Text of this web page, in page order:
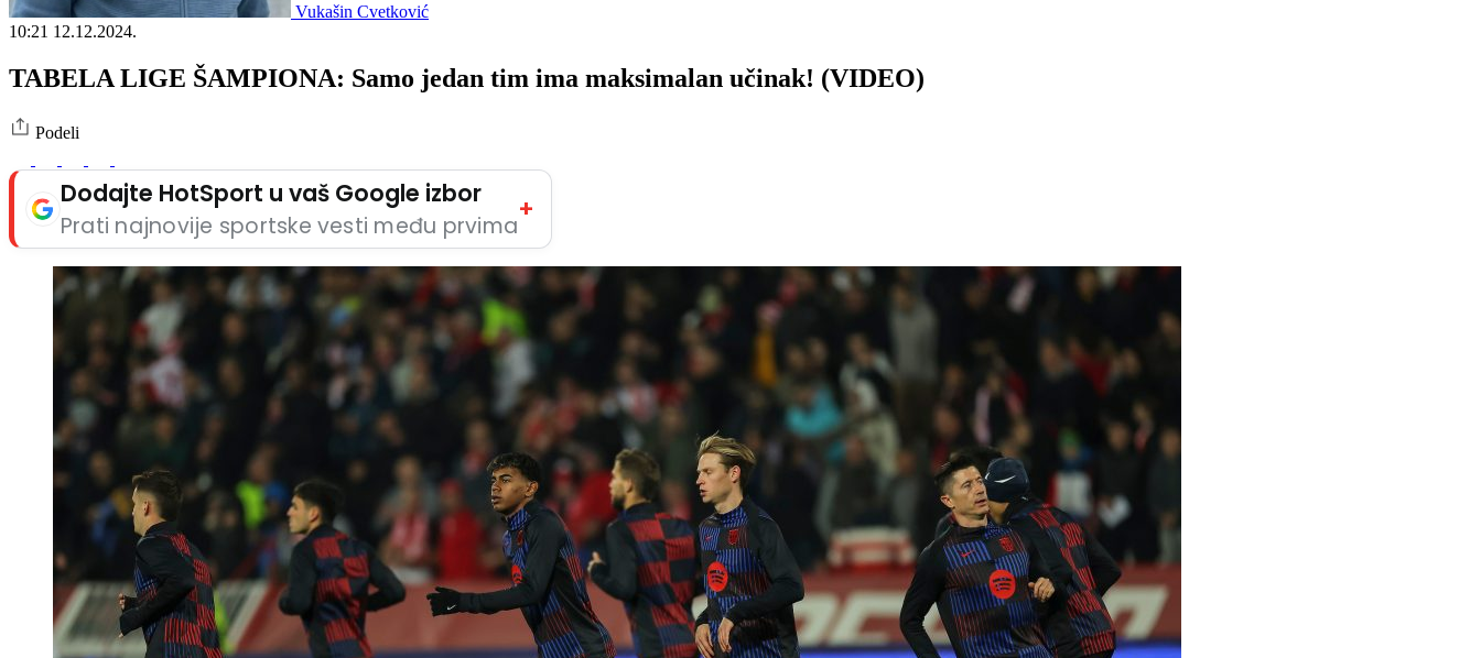
Vukašin Cvetković
10:21 12.12.2024.
TABELA LIGE ŠAMPIONA: Samo jedan tim ima maksimalan učinak! (VIDEO)
Podeli
Dodajte HotSport u vaš Google izbor
Prati najnovije sportske vesti među prvima
+